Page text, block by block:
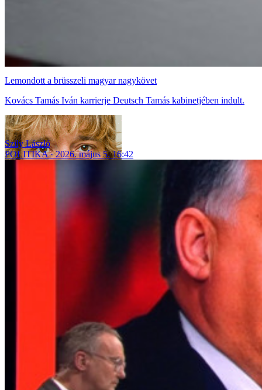
Lemondott a brüsszeli magyar nagykövet
Kovács Tamás Iván karrierje Deutsch Tamás kabinetjében indult.
Szily László
POLITIKA
2026. május 5. 16:42